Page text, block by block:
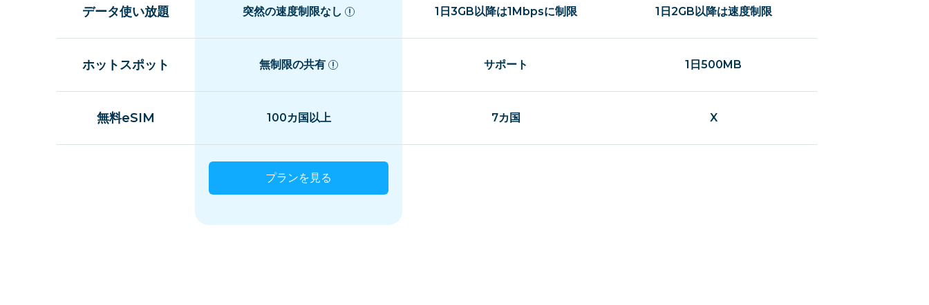
データ使い放題 突然の速度制限なし 1日3GB以降は1Mbpsに制限 1日2GB以降は速度制限
ホットスポット 無制限の共有 サポート 1日500MB
無料eSIM 100カ国以上 7カ国 X
プランを見る